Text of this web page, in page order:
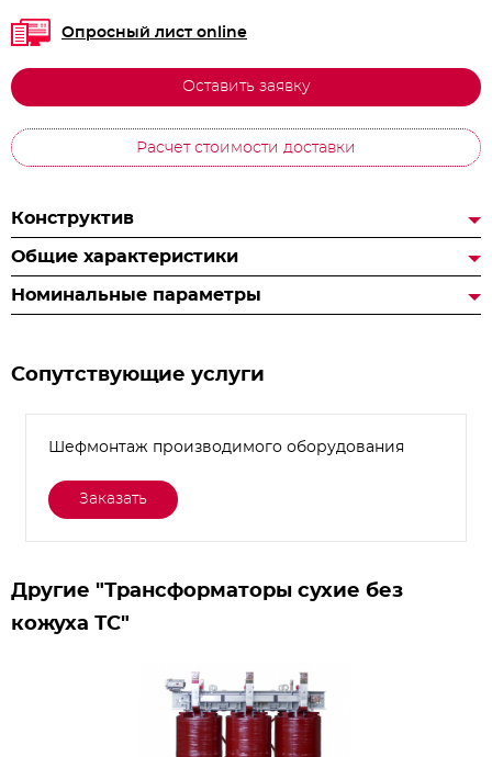
Опросный лист online
Оставить заявку
Расчет стоимости доставки
Конструктив
Общие характеристики
Номинальные параметры
Сопутствующие услуги
Шефмонтаж производимого оборудования
Заказать
Другие "Трансформаторы сухие без
кожуха ТС"